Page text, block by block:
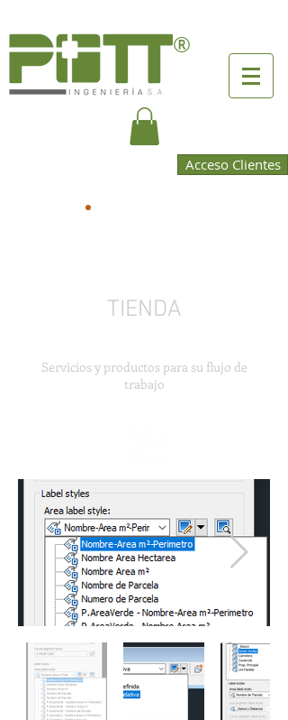
®
Acceso Clientes
TIENDA
Servicios y productos para su flujo de
trabajo